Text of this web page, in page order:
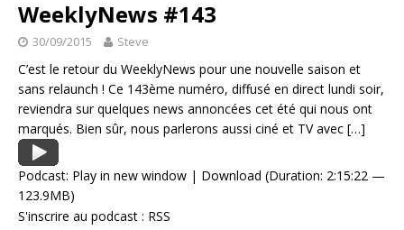
WeeklyNews #143
30/09/2015 Steve
C’est le retour du WeeklyNews pour une nouvelle saison et
sans relaunch ! Ce 143ème numéro, diffusé en direct lundi soir,
reviendra sur quelques news annoncées cet été qui nous ont
marqués. Bien sûr, nous parlerons aussi ciné et TV avec […]
Podcast: Play in new window | Download (Duration: 2:15:22 —
123.9MB)
S'inscrire au podcast : RSS